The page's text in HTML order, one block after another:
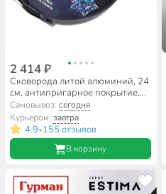
2 414 ₽
Сковорода литой алюминий, 24
см, антипригарное покрытие,
Kukmara, Granit Ultra, синяя,
сгг240а
Самовывоз:сегодня
Курьером:завтра
4.9•155 отзывов
В корзину